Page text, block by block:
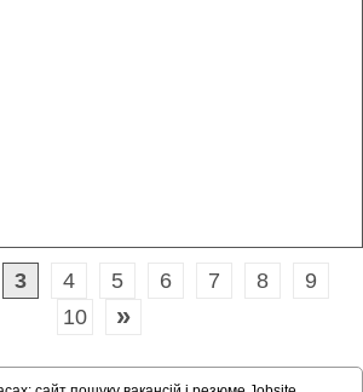
3 4 5 6 7 8
9
10
»